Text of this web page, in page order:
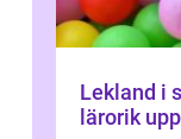
Lekland i
lärorik